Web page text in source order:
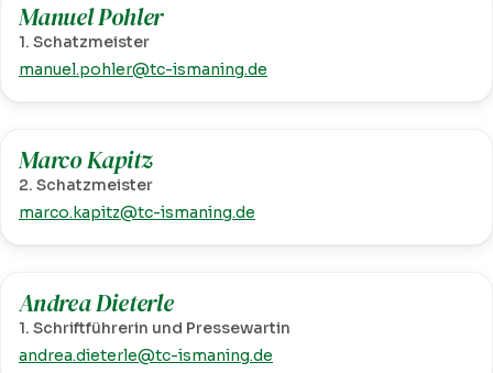
Manuel Pohler
1. Schatzmeister
manuel.pohler@tc-ismaning.de
Marco Kapitz
2. Schatzmeister
marco.kapitz@tc-ismaning.de
Andrea Dieterle
1. Schriftführerin und Pressewartin
andrea.dieterle@tc-ismaning.de